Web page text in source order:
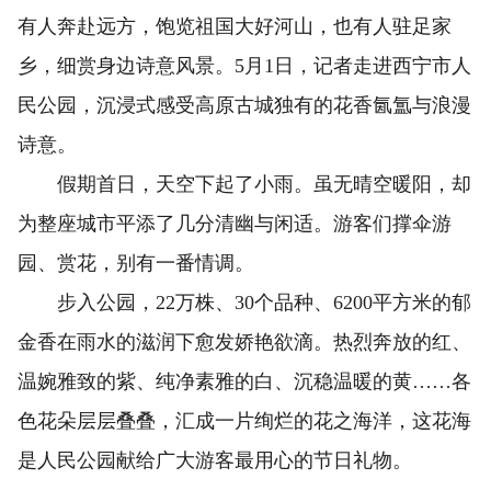
有人奔赴远方，饱览祖国大好河山，也有人驻足家
乡，细赏身边诗意风景。5月1日，记者走进西宁市人
民公园，沉浸式感受高原古城独有的花香氤氲与浪漫
诗意。
假期首日，天空下起了小雨。虽无晴空暖阳，却
为整座城市平添了几分清幽与闲适。游客们撑伞游
园、赏花，别有一番情调。
步入公园，22万株、30个品种、6200平方米的郁
金香在雨水的滋润下愈发娇艳欲滴。热烈奔放的红、
温婉雅致的紫、纯净素雅的白、沉稳温暖的黄……各
色花朵层层叠叠，汇成一片绚烂的花之海洋，这花海
是人民公园献给广大游客最用心的节日礼物。